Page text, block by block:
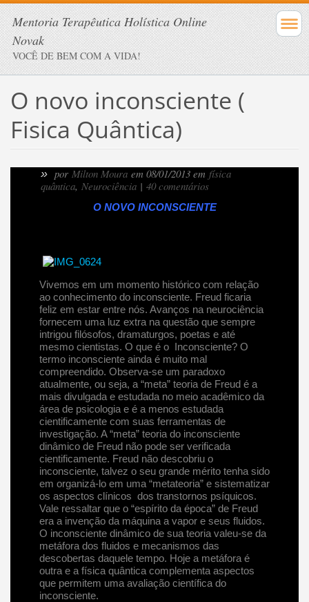
Mentoria Terapêutica Holística Online
Novak
VOCÊ DE BEM COM A VIDA!
O novo inconsciente (
Fisica Quântica)
» por Milton Mouraem 08/01/2013 em física
quântica, Neurociência| 40 comentários
O NOVO INCONSCIENTE
Vivemos em um momento histórico com relação
ao conhecimento do inconsciente. Freud ficaria
feliz em estar entre nós. Avanços na neurociência
fornecem uma luz extra na questão que sempre
intrigou filósofos, dramaturgos, poetas e até
mesmo cientistas. O que é o Inconsciente? O
termo inconsciente ainda é muito mal
compreendido. Observa-se um paradoxo
atualmente, ou seja, a “meta” teoria de Freud é a
mais divulgada e estudada no meio acadêmico da
área de psicologia e é a menos estudada
cientificamente com suas ferramentas de
investigação. A “meta” teoria do inconsciente
dinâmico de Freud não pode ser verificada
cientificamente. Freud não descobriu o
inconsciente, talvez o seu grande mérito tenha sido
em organizá-lo em uma “metateoria” e sistematizar
os aspectos clínicos dos transtornos psíquicos.
Vale ressaltar que o “espírito da época” de Freud
era a invenção da máquina a vapor e seus fluidos.
O inconsciente dinâmico de sua teoria valeu-se da
metáfora dos fluidos e mecanismos das
descobertas daquele tempo. Hoje a metáfora é
outra e a física quântica complementa aspectos
que permitem uma avaliação científica do
inconsciente.